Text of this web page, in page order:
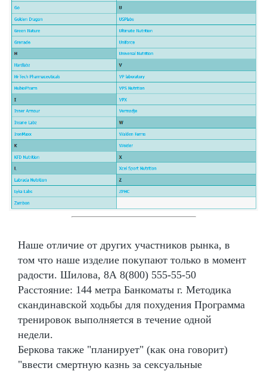
Наше отличие от других участников рынка, в
том что наше изделие покупают только в момент
радости. Шилова, 8А 8(800) 555-55-50
Расстояние: 144 метра Банкоматы г. Методика
скандинавской ходьбы для похудения Программа
тренировок выполняется в течение одной
недели.
Беркова также "планирует" (как она говорит)
"ввести смертную казнь за сексуальные